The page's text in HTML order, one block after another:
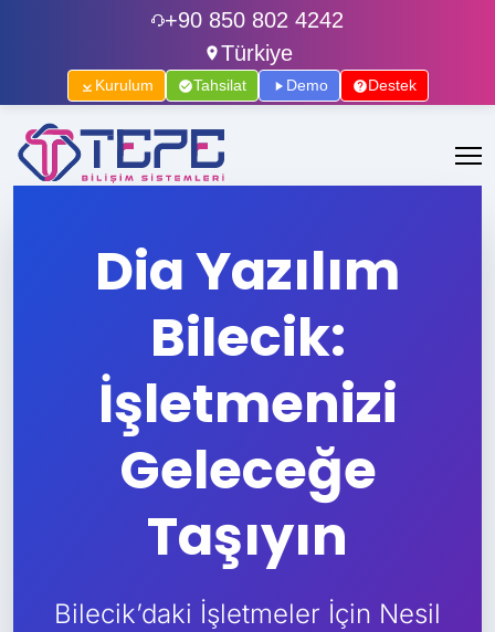
+90 850 802 4242
Türkiye
Kurulum Tahsilat Demo Destek
Dia Yazılım
Bilecik:
İşletmenizi
Geleceğe
Taşıyın
Bilecik’daki İşletmeler İçin Nesil